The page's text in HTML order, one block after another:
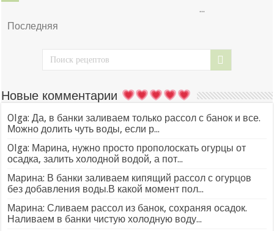
...
Последняя
Новые комментарии
Olga: Да, в банки заливаем только рассол с банок и все.
Можно долить чуть воды, если р...
Olga: Марина, нужно просто прополоскать огурцы от
осадка, залить холодной водой, а пот...
Марина: В банки заливаем кипящий рассол с огурцов
без добавления воды.В какой момент пол...
Марина: Сливаем рассол из банок, сохраняя осадок.
Наливаем в банки чистую холодную воду...